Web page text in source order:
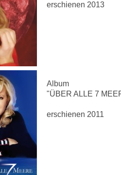
erschienen 2013
Album
"ÜBER ALLE 7
erschienen 2011